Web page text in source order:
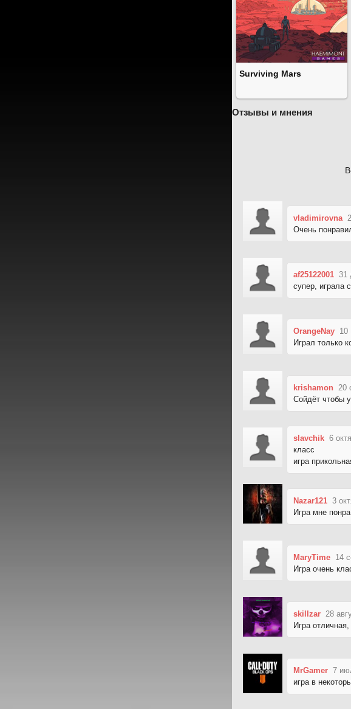
Surviving Mars
Отзывы и мнения
vladimirovna
Очень
af25122001 31
супер, играла
OrangeNay 10
Играл только
krishamon 20
Сойдёт чтобы
slavchik 6
класс
игра
Nazar121 3
Игра мне
MaryTime 14
Игра очень
skillzar 28
Игра
MrGamer 7
игра в